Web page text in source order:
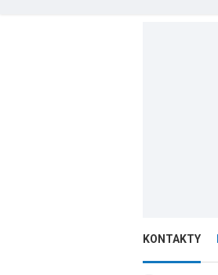
KONTAKTY